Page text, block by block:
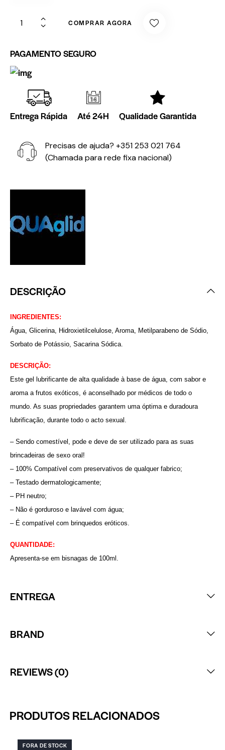
COMPRAR AGORA
PAGAMENTO SEGURO
Entrega Rápida Até 24H Qualidade Garantida
Precisas de ajuda? +351 253 021 764
(Chamada para rede fixa nacional)
DESCRIÇÃO
INGREDIENTES:
Água, Glicerina, Hidroxietilcelulose, Aroma, Metilparabeno de Sódio,
Sorbato de Potássio, Sacarina Sódica.
DESCRIÇÃO:
Este gel lubrificante de alta qualidade à base de água, com sabor e
aroma a frutos exóticos, é aconselhado por médicos de todo o
mundo. As suas propriedades garantem uma óptima e duradoura
lubrificação, durante todo o acto sexual.
– Sendo comestível, pode e deve de ser utilizado para as suas
brincadeiras de sexo oral!
– 100% Compatível com preservativos de qualquer fabrico;
– Testado dermatologicamente;
– PH neutro;
– Não é gorduroso e lavável com água;
– É compatível com brinquedos eróticos.
QUANTIDADE:
Apresenta-se em bisnagas de 100ml.
ENTREGA
BRAND
REVIEWS (0)
PRODUTOS RELACIONADOS
FORA DE STOCK